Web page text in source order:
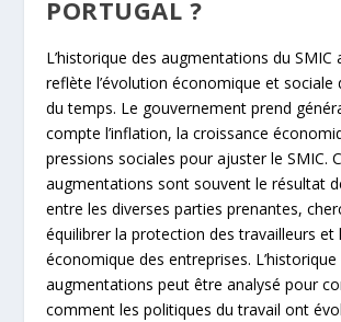
PORTUGAL ?
L’historique des augmentations du SMIC
reflète l’évolution économique et sociale
du temps. Le gouvernement prend
compte l’inflation, la croissance
pressions sociales pour ajuster le SMIC.
augmentations sont souvent le résultat
entre les diverses parties prenantes,
équilibrer la protection des travailleurs et
économique des entreprises. L’historique
augmentations peut être analysé pour
comment les politiques du travail ont